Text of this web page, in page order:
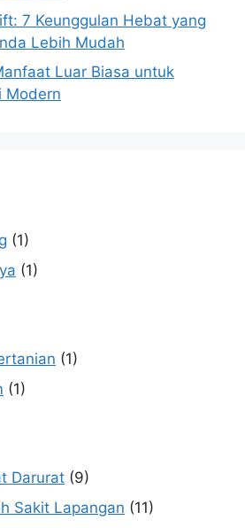
7 Keunggulan Hebat yang
Lebih Mudah
Luar Biasa untuk
Modern
(1)
(1)
(1)
(1)
Darurat (9)
Sakit Lapangan (11)